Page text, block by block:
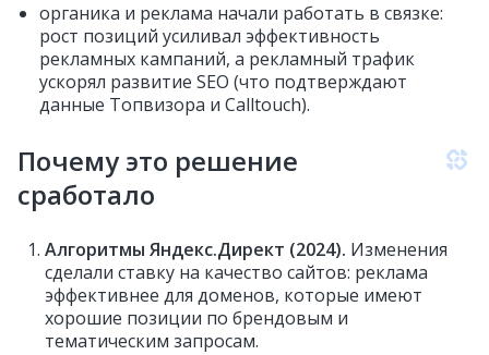
органика и реклама начали работать в связке:
рост позиций усиливал эффективность
рекламных кампаний, а рекламный трафик
ускорял развитие SEO (что подтверждают
данные Топвизора и Calltouch).
Почему это решение
сработало
Алгоритмы Яндекс.Директ (2024). Изменения
сделали ставку на качество сайтов: реклама
эффективнее для доменов, которые имеют
хорошие позиции по брендовым и
тематическим запросам.